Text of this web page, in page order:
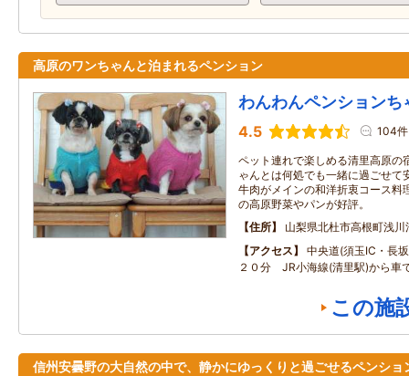
高原のワンちゃんと泊まれるペンション
わんわんペンションち
4.5 104件
ペット連れで楽しめる清里高原の
ゃんとは何処でも一緒に過ごせて
牛肉がメインの和洋折衷コース料
の高原野菜やパンが好評。
住所
山梨県北杜市高根町浅
アクセス
中央道(須玉IC・長
２０分 JR小海線(清里駅)から車
この施
信州安曇野の大自然の中で、静かにゆっくりと過ごせるペンショ